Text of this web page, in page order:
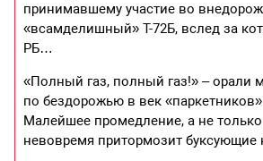
принимавшему участие во
«всамделишный» Т-72Б, вслед за
РБ…
«Полный газ, полный газ!» – орали
по бездорожью в век
Малейшее промедление, а не
невовремя притормозит буксующие